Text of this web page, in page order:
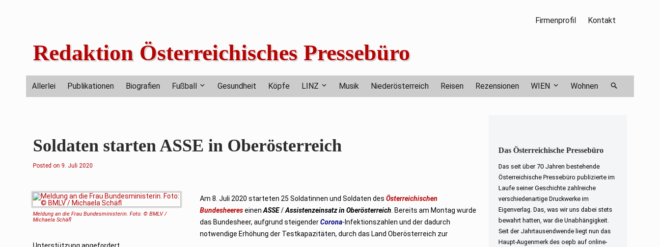
Firmenprofil Kontakt
Redaktion Österreichisches Pressebüro
Allerlei Publikationen Biografien Fußball Gesundheit Köpfe LINZ Musik Niederösterreich Reisen Rezensionen WIEN Wohnen
Soldaten starten ASSE in Oberösterreich
Posted on 9. Juli 2020
Meldung an die Frau Bundesministerin. Foto: © BMLV /
Michaela Schäfl
Am 8. Juli 2020 starteten 25 Soldatinnen und Soldaten des Österreichischen
BundesheereseinenASSE/Assistenzeinsatz in Oberösterreich . Bereits am Montag wurde
das Bundesheer, aufgrund steigenderCorona-Infektionszahlen und der dadurch
notwendige Erhöhung der Testkapazitäten, durch das Land Oberösterreich zur
Unterstützung angefordert.
Das Österreichische Pressebüro
Das seit über 70 Jahren bestehende
Österreichische Pressebüro publizierte im
Laufe seiner Geschichte zahlreiche
verschiedenartige Druckwerke im
Eigenverlag. Das, was wir uns dabei stets
bewahrt hatten, war die Unabhängigkeit.
Seit der Jahrtausendwende liegt nun das
Haupt-Augenmerk des oepb auf online-